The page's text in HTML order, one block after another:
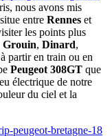
nous avons mis
entre Rennes et
les points plus
Grouin, Dinard,
partir en train ou en
Peugeot 308GT que
électrique de notre
du ciel et la